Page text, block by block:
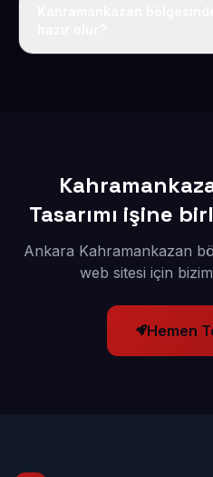
Tasarımı işine
Ankara Kahramankazan
web sitesi için
Hemen